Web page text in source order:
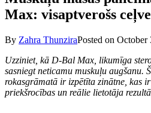
Max: visaptverošs
By Zahra ThunziraPosted on October
Uzziniet, kā D-Bal Max, likumīga
sasniegt neticamu muskuļu augšanu.
rokasgrāmatā ir izpētīta zinātne, kas
priekšrocības un reālie lietotāja